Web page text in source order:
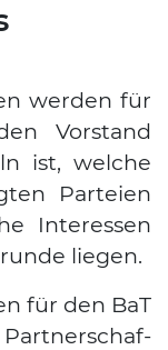
wer­den für
Vor­stand
ist, wel­che
Par­tei­en
Inter­es­sen
lie­gen.
für den BaT